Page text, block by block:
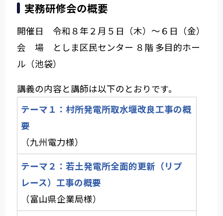
実務研修会の概要
開催日 令和８年２月５日（木）～６日（金）
会 場 としま区民センター ８階 多目的ホー
ル（池袋）
講義の内容と講師は以下のとおりです。
テーマ１：村所発電所取水堰改良工事の概
要
（九州電力様）
テーマ２：若土発電所全面的更新（リプ
レース）工事の概要
（富山県企業局様）